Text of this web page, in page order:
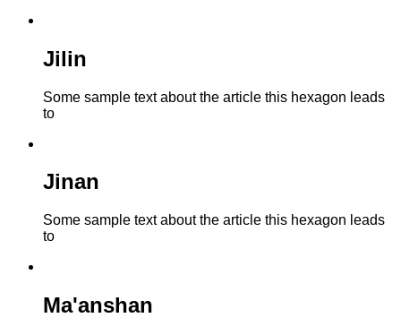
Jilin
Some sample text about the article this hexagon leads
to
Jinan
Some sample text about the article this hexagon leads
to
Ma'anshan